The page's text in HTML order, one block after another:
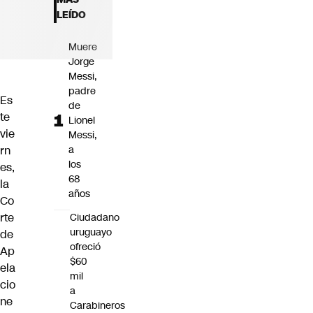
Es
te
vie
rn
es,
la
Co
rte
de
Ap
ela
cio
ne
LEÍDO
Muere
Jorge
Messi,
padre
de
Lionel
Messi,
a
los
68
años
Ciudadano
uruguayo
ofreció
$60
mil
a
Carabineros